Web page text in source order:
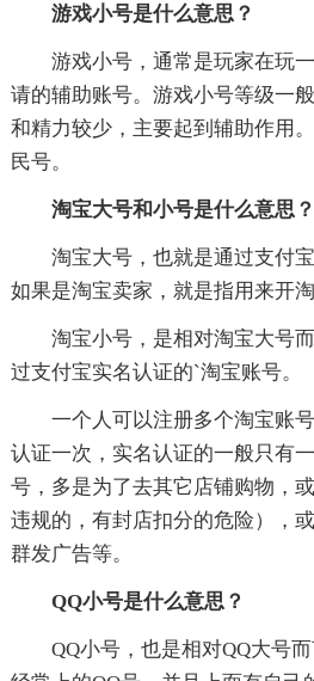
游戏小号是什么意思？
游戏小号，通常是玩家在玩
请的辅助账号。游戏小号等级一
和精力较少，主要起到辅助作用
民号。
淘宝大号和小号是什么意思？
淘宝大号，也就是通过支付
如果是淘宝卖家，就是指用来开
淘宝小号，是相对淘宝大号
过支付宝实名认证的`淘宝账号。
一个人可以注册多个淘宝账
认证一次，实名认证的一般只有
号，多是为了去其它店铺购物，
违规的，有封店扣分的危险），
群发广告等。
QQ小号是什么意思？
QQ小号，也是相对QQ大号